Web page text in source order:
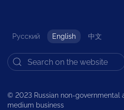
Русский English 中文
© 2023 Russian non-governmental
medium business